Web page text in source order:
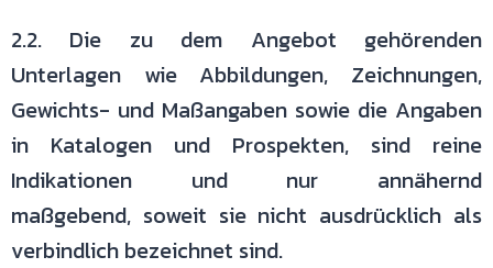
2.2. Die zu dem Angebot gehörenden
Unterlagen wie Abbildungen, Zeichnungen,
Gewichts- und Maßangaben sowie die Angaben
in Katalogen und Prospekten, sind reine
Indikationen und nur annähernd
maßgebend, soweit sie nicht ausdrücklich als
verbindlich bezeichnet sind.